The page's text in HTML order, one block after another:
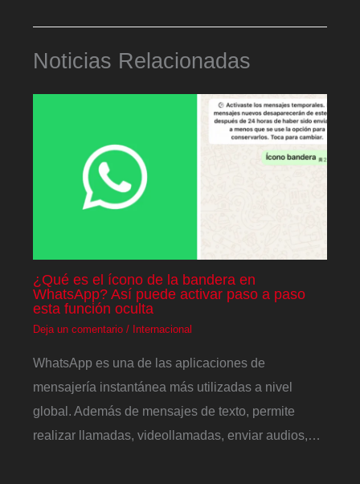
Noticias Relacionadas
¿Qué es el ícono de la bandera en
WhatsApp? Así puede activar paso a paso
esta función oculta
Deja un comentario / Internacional
WhatsApp es una de las aplicaciones de
mensajería instantánea más utilizadas a nivel
global. Además de mensajes de texto, permite
realizar llamadas, videollamadas, enviar audios,…